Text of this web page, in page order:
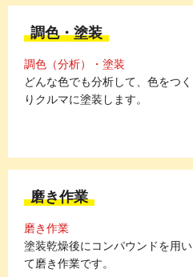
調色・塗装
調色（分析）・塗装
どんな色でも分析して、色をつく
りクルマに塗装します。
磨き作業
磨き作業
塗装乾燥後にコンパウンドを用い
て磨き作業です。